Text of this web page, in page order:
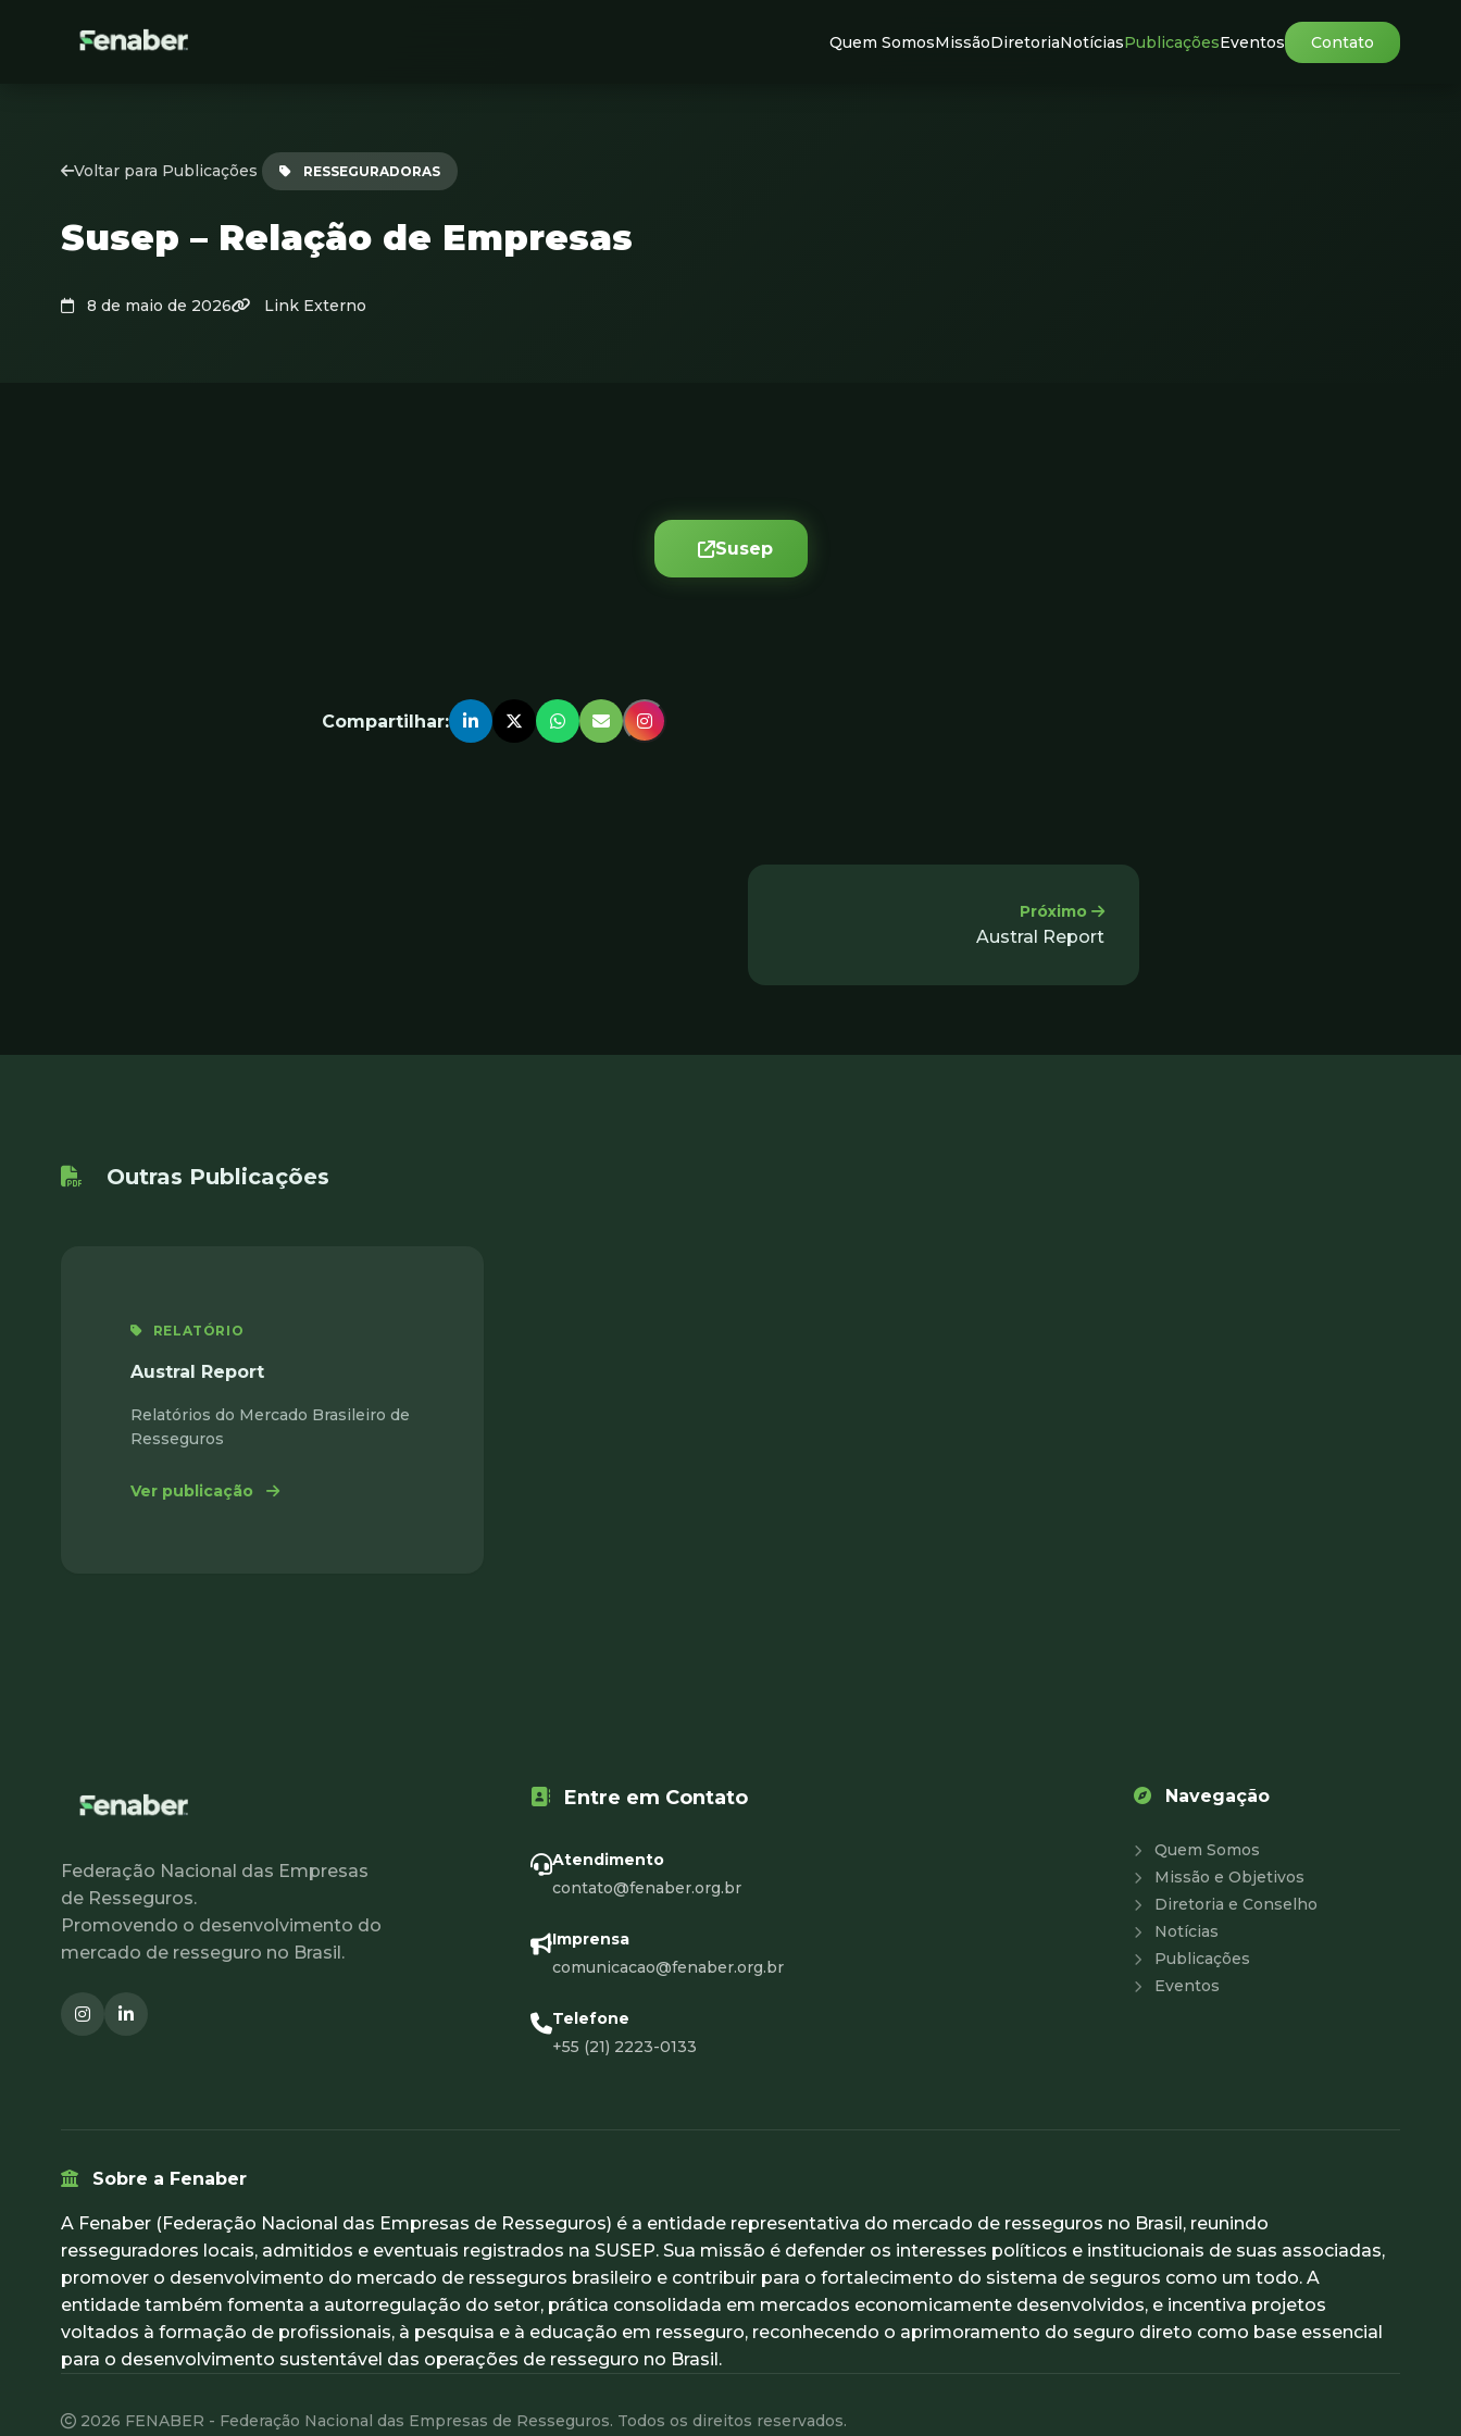
Quem SomosMissãoDiretoriaNotíciasPublicaçõesEventos Contato
Voltar para Publicações RESSEGURADORAS
Susep – Relação de Empresas
8 de maio de 2026 Link Externo
Susep
Compartilhar:
Próximo
Austral Report
Outras Publicações
RELATÓRIO
Austral Report
Relatórios do Mercado Brasileiro de
Resseguros
Ver publicação : Austral Report
Federação Nacional das Empresas
de Resseguros.
Promovendo o desenvolvimento do
mercado de resseguro no Brasil.
Entre em Contato
Atendimento
contato@fenaber.org.br
Imprensa
comunicacao@fenaber.org.br
Telefone
+55 (21) 2223-0133
Navegação
Quem Somos
Missão e Objetivos
Diretoria e Conselho
Notícias
Publicações
Eventos
Sobre a Fenaber
A Fenaber (Federação Nacional das Empresas de Resseguros) é a entidade representativa do mercado de resseguros no Brasil, reunindo
resseguradores locais, admitidos e eventuais registrados na SUSEP. Sua missão é defender os interesses políticos e institucionais de suas associadas,
promover o desenvolvimento do mercado de resseguros brasileiro e contribuir para o fortalecimento do sistema de seguros como um todo. A
entidade também fomenta a autorregulação do setor, prática consolidada em mercados economicamente desenvolvidos, e incentiva projetos
voltados à formação de profissionais, à pesquisa e à educação em resseguro, reconhecendo o aprimoramento do seguro direto como base essencial
para o desenvolvimento sustentável das operações de resseguro no Brasil.
2026 FENABER - Federação Nacional das Empresas de Resseguros. Todos os direitos reservados.